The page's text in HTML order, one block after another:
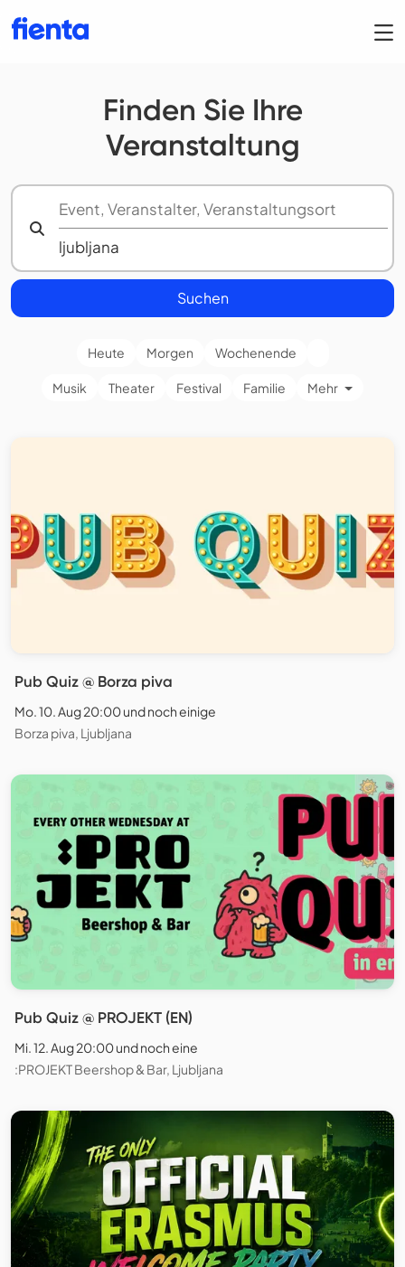
Finden Sie Ihre
Veranstaltung
Suchen
Heute Morgen Wochenende
Musik Theater Festival Familie Mehr
Pub Quiz @ Borza piva
Mo. 10. Aug 20:00 und noch einige
Borza piva, Ljubljana
Pub Quiz @ PROJEKT (EN)
Mi. 12. Aug 20:00 und noch eine
:PROJEKT Beershop & Bar, Ljubljana